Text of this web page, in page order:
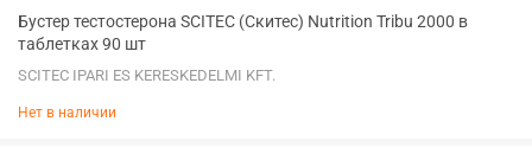
Бустер тестостерона SCITEC (Скитес) Nutrition Tribu 2000 в
таблетках 90 шт
SCITEC IPARI ES KERESKEDELMI KFT.
Нет в наличии